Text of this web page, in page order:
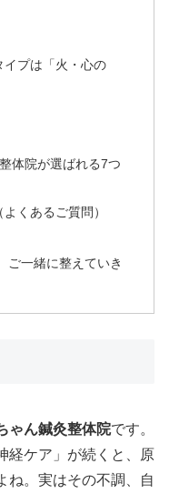
イプは「火・心の
体院が選ばれる7つ
くあるご質問）
ご一緒に整えていき
ゃん鍼灸整体院です。
経ケア」が続くと、原
ね。実はその不調、自